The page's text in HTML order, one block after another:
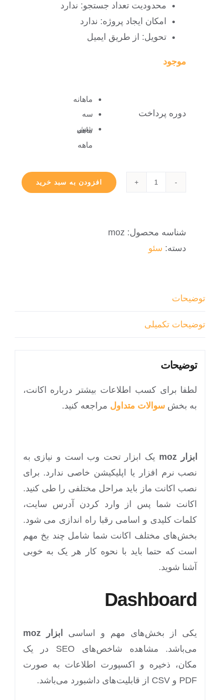
محدودیت تعداد جستجو: ندارد
امکان ایجاد پروژه: ندارد
تحویل: از طریق ایمیل
موجود
دوره پرداخت
ماهانه
سه
ماهه
شش
ماهه
عدد
افزودن به سبد خرید
شناسه محصول: moz
دسته: سئو
توضیحات
توضیحات تکمیلی
توضیحات
لطفا برای کسب اطلاعات بیشتر درباره اکانت،
به بخش سوالات متداول مراجعه کنید.
ابزار moz
یک ابزار تحت وب است و نیازی به
نصب نرم افزار یا اپلیکیشن خاصی ندارد. برای
نصب اکانت ماز باید مراحل مختلفی را طی کنید.
اکانت شما پس از وارد کردن آدرس سایت،
کلمات کلیدی و اسامی رقبا راه اندازی می شود.
بخش‌های مختلف اکانت شما شامل چند بخ مهم
است که حتما باید با نحوه کار هر یک به خوبی
آشنا شوید.
Dashboard
یکی از بخش‌های مهم و اساسی ابزارmoz
می‌باشد. مشاهده شاخص‌های SEO در یک
مکان، ذخیره و اکسپورت اطلاعات به صورت
PDF و CSV از قابلیت‌های داشبورد می‌باشد.